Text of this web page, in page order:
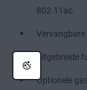
802.11ac.
Vervangbare
Uitgebreide
Optionele